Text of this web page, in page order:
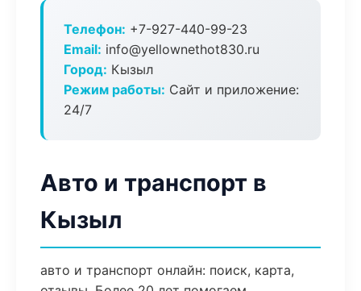
Телефон: +7-927-440-99-23
Email: info@yellownethot830.ru
Город: Кызыл
Режим работы: Сайт и приложение:
24/7
Авто и транспорт в
Кызыл
авто и транспорт онлайн: поиск, карта,